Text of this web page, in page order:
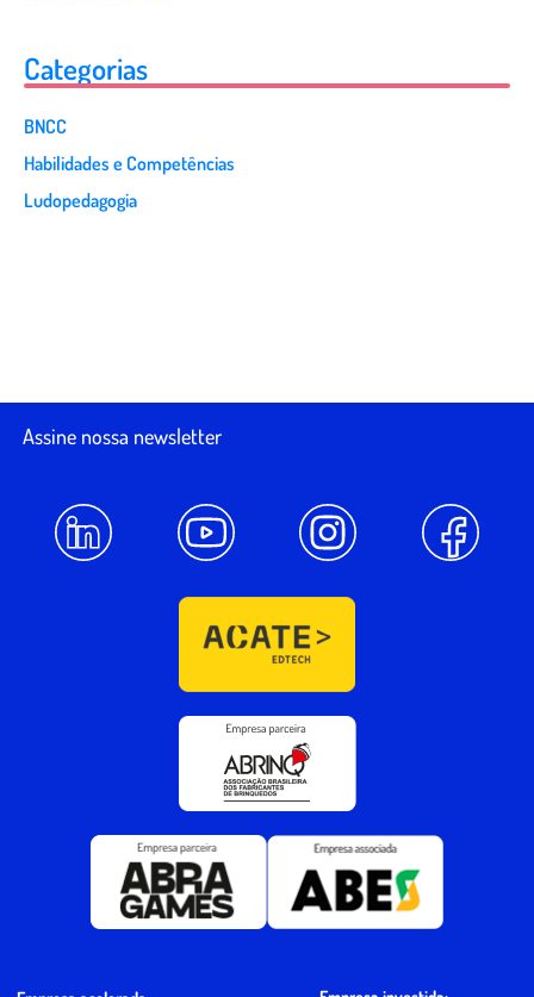
Categorias
BNCC
Habilidades e Competências
Ludopedagogia
Assine nossa newsletter